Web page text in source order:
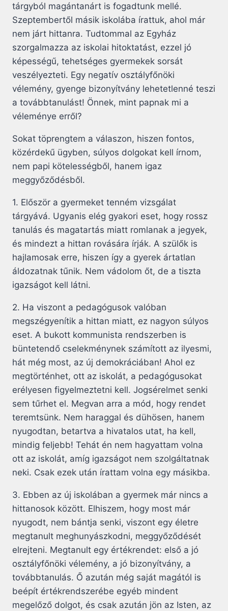
tárgyból magántanárt is fogadtunk mellé.
Szeptembertől másik iskolába írattuk, ahol már
nem járt hittanra. Tudtommal az Egyház
szorgalmazza az iskolai hitoktatást, ezzel jó
képességű, tehetséges gyermekek sorsát
veszélyezteti. Egy negatív osztályfőnöki
vélemény, gyenge bizonyítvány lehetetlenné teszi
a továbbtanulást! Önnek, mint papnak mi a
véleménye erről?
Sokat töprengtem a válaszon, hiszen fontos,
közérdekű ügyben, súlyos dolgokat kell írnom,
nem papi kötelességből, hanem igaz
meggyőződésből.
1. Először a gyermeket tenném vizsgálat
tárgyává. Ugyanis elég gyakori eset, hogy rossz
tanulás és magatartás miatt romlanak a jegyek,
és mindezt a hittan rovására írják. A szülők is
hajlamosak erre, hiszen így a gyerek ártatlan
áldozatnak tűnik. Nem vádolom őt, de a tiszta
igazságot kell látni.
2. Ha viszont a pedagógusok valóban
megszégyenítik a hittan miatt, ez nagyon súlyos
eset. A bukott kommunista rendszerben is
büntetendő cselekménynek számított az ilyesmi,
hát még most, az új demokráciában! Ahol ez
megtörténhet, ott az iskolát, a pedagógusokat
erélyesen figyelmeztetni kell. Jogsérelmet senki
sem tűrhet el. Megvan arra a mód, hogy rendet
teremtsünk. Nem haraggal és dühösen, hanem
nyugodtan, betartva a hivatalos utat, ha kell,
mindig feljebb! Tehát én nem hagyattam volna
ott az iskolát, amíg igazságot nem szolgáltatnak
neki. Csak ezek után írattam volna egy másikba.
3. Ebben az új iskolában a gyermek már nincs a
hittanosok között. Elhiszem, hogy most már
nyugodt, nem bántja senki, viszont egy életre
megtanult meghunyászkodni, meggyőződését
elrejteni. Megtanult egy értékrendet: első a jó
osztályfőnöki vélemény, a jó bizonyítvány, a
továbbtanulás. Ő azután még saját magától is
beépít értékrendszerébe egyéb mindent
megelőző dolgot, és csak azután jön az Isten, az